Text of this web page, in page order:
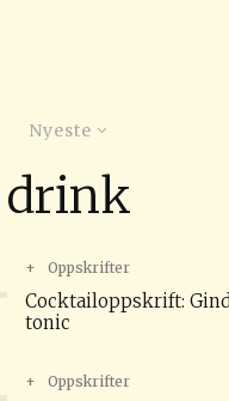
Nyeste
drink
+ Oppskrifter
Cocktailoppskrift:
tonic
+ Oppskrifter